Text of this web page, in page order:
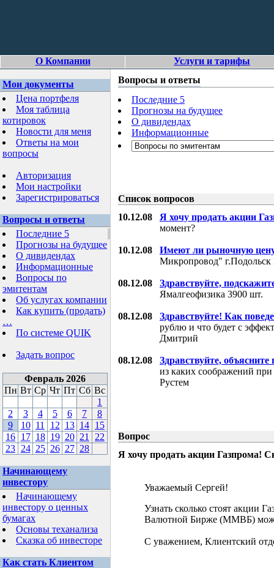
О Компании Услуги и тарифы
Мои документы
Цена портфеля
Моя таблица
котировок
Новости для меня
Ответы на мои
вопросы
Авторизация
Мои настройки
Зарегистрироваться
Вопросы и ответы
Последние 5
Прогнозы на будущее
О дивидендах
Информационные
Вопросы по
эмитентам
Об услугах компании
Как купить (продать)
…
По системе QUIK
Задать вопрос
Февраль 2026
Пн Вт Ср Чт Пт Сб Вс
1
2
3 4 5 6 7
8
9
10 11 12 13 14 15
16 17 18 19 20 21
22
23 24 25 26 27 28
Начинающему
инвестору
Начинающему
инвестору о ценных
бумагах
Основы теханализа
Сказка об инвесторе
Как стать Клиентом
Вопросы и ответы
Последние 5
Прогнозы на будущее
О дивидендах
Информационные
Список вопросов
10.12.08 Я хочу продать акции
момент?
10.12.08
Имеют ли рыночную
Микропровод"
08.12.08
Здравствуйте,
Ямалгеофизика 3900 шт.
08.12.08
Здравствуйте! Как
рублю и что будет с
Дмитрий
08.12.08
Здравствуйте, объясните
из каких соображений
Рустем
Вопрос
Я хочу продать акции Газпрома!
Уважаемый Сергей!
Узнать сколько стоят акции
Валютной Бирже (ММВБ)
С уважением, Клиентский